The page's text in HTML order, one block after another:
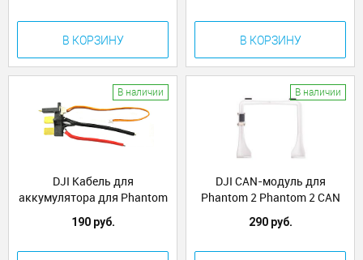
В КОРЗИНУ В КОРЗИНУ
В наличии
DJI Кабель для
аккумулятора для Phantom
2
190 руб.
В наличии
DJI CAN-модуль для
Phantom 2 Phantom 2 CAN
Module (Part2)
290 руб.